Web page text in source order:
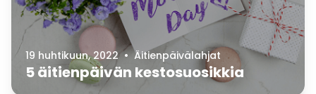
19 huhtikuun, 2022 • Äitienpäivälahjat
5 äitienpäivän kestosuosikkia